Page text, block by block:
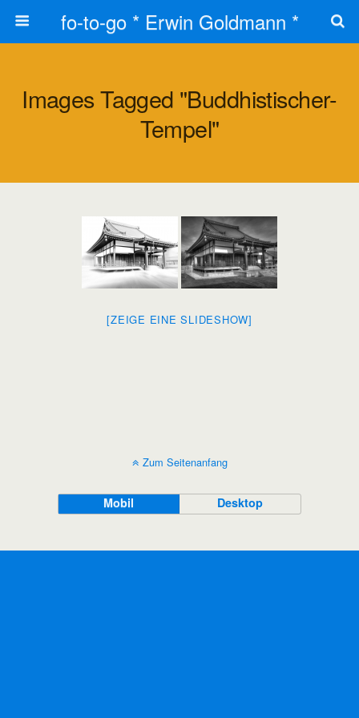
fo-to-go * Erwin Goldmann *
Images Tagged "buddhistischer-
Tempel"
[ZEIGE EINE SLIDESHOW]
Zum Seitenanfang
Mobil Desktop